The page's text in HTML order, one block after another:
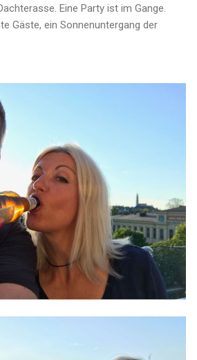
Eine Party ist im Gange.
Gäste, ein Sonnenuntergang der